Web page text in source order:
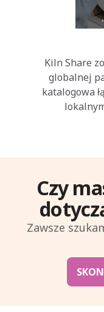
Kiln Share
globalnej
katalogowa
Czy
Zawsze